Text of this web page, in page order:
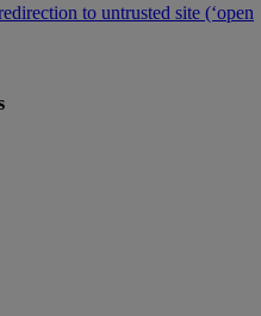
to untrusted site (‘open